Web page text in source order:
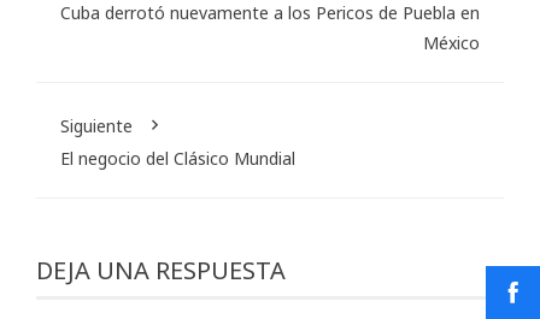
Cuba derrotó nuevamente a los Pericos de Puebla en
México
Siguiente
El negocio del Clásico Mundial
DEJA UNA RESPUESTA